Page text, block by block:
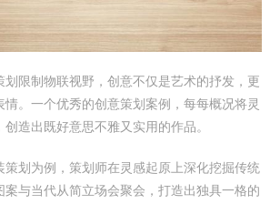
划限制物联视野，创意不仅是艺术的抒发，更
情。一个优秀的创意策划案例，每每概况将灵
造出既好意思不雅又实用的作品。
策划为例，策划师在灵感起原上深化挖掘传统
案与当代从简立场会聚会，打造出独具一格的